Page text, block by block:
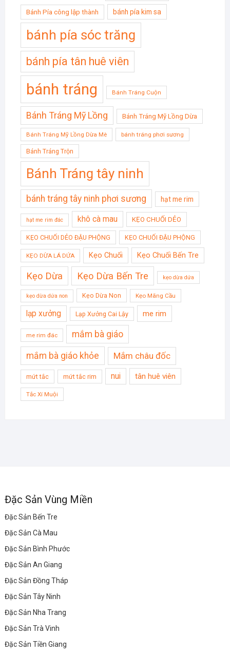
Bánh Pía công lập thành bánh pía kim sa
bánh pía sóc trăng
bánh pía tân huê viên
bánh tráng Bánh Tráng Cuộn
Bánh Tráng Mỹ Lồng Bánh Tráng Mỹ Lồng Dừa
Bánh Tráng Mỹ Lồng Dừa Mè bánh tráng phơi sương
Bánh Tráng Trộn
Bánh Tráng tây ninh
bánh tráng tây ninh phơi sương hạt me rim
hạt me rim đác khô cà mau KẸO CHUỐI DẺO
KẸO CHUỐI DẺO ĐẬU PHỘNG KẸO CHUỐI ĐẬU PHỘNG
KẸO DỪA LÁ DỨA Kẹo Chuối Kẹo Chuối Bến Tre
Kẹo Dừa Kẹo Dừa Bến Tre kẹo dừa dứa
kẹo dừa dứa non Kẹo Dừa Non Kẹo Mãng Cầu
lạp xưởng Lạp Xưởng Cai Lậy me rim
me rim đác mắm bà giáo
mắm bà giáo khỏe Mắm châu đốc
mứt tắc mứt tắc rim nui tân huê viên
Tắc Xí Muội
Đặc Sản Vùng Miền
Đặc Sản Bến Tre
Đặc Sản Cà Mau
Đặc Sản Bình Phước
Đặc Sản An Giang
Đặc Sản Đồng Tháp
Đặc Sản Tây Ninh
Đặc Sản Nha Trang
Đặc Sản Trà Vinh
Đặc Sản Tiền Giang